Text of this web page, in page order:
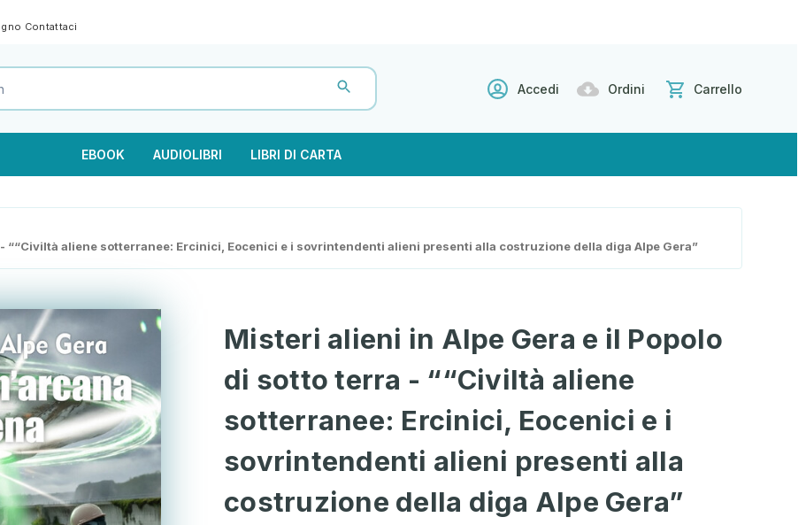
Contattaci
Accedi Ordini Carrello
EBOOK AUDIOLIBRI LIBRI DI CARTA
““Civiltà aliene sotterranee: Ercinici, Eocenici e i sovrintendenti alieni presenti alla costruzione della diga Alpe Gera”
Misteri alieni in Alpe Gera e il Popolo
di sotto terra - ““Civiltà aliene
sotterranee: Ercinici, Eocenici e i
sovrintendenti alieni presenti alla
costruzione della diga Alpe Gera”